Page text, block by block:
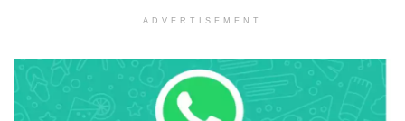
ADVERTISEMENT